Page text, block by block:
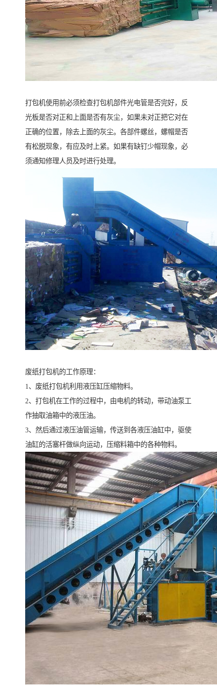
打包机使用前必须检查打包机部件光电管是否完好，反
光板是否对正和上面是否有灰尘，如果未对正把它对在
正确的位置，除去上面的灰尘。各部件螺丝，螺帽是否
有松脱现象，有应及时上紧。如果有缺钉少帽现象，必
须通知修理人员及时进行处理。
废纸打包机的工作原理：
1、废纸打包机利用液压缸压缩物料。
2、打包机在工作的过程中，由电机的转动，带动油泵工
作抽取油箱中的液压油。
3、然后通过液压油管运输，传送到各液压油缸中，驱使
油缸的活塞杆做纵向运动，压缩料箱中的各种物料。